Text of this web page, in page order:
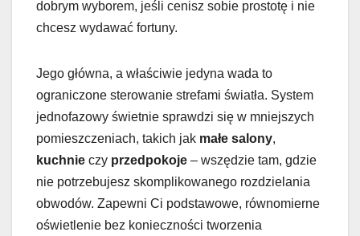
dobrym wyborem, jeśli cenisz sobie prostotę i nie
chcesz wydawać fortuny.
Jego główna, a właściwie jedyna wada to
ograniczone sterowanie strefami światła. System
jednofazowy świetnie sprawdzi się w mniejszych
pomieszczeniach, takich jak małe salony,
kuchnie czy przedpokoje – wszędzie tam, gdzie
nie potrzebujesz skomplikowanego rozdzielania
obwodów. Zapewni Ci podstawowe, równomierne
oświetlenie bez konieczności tworzenia